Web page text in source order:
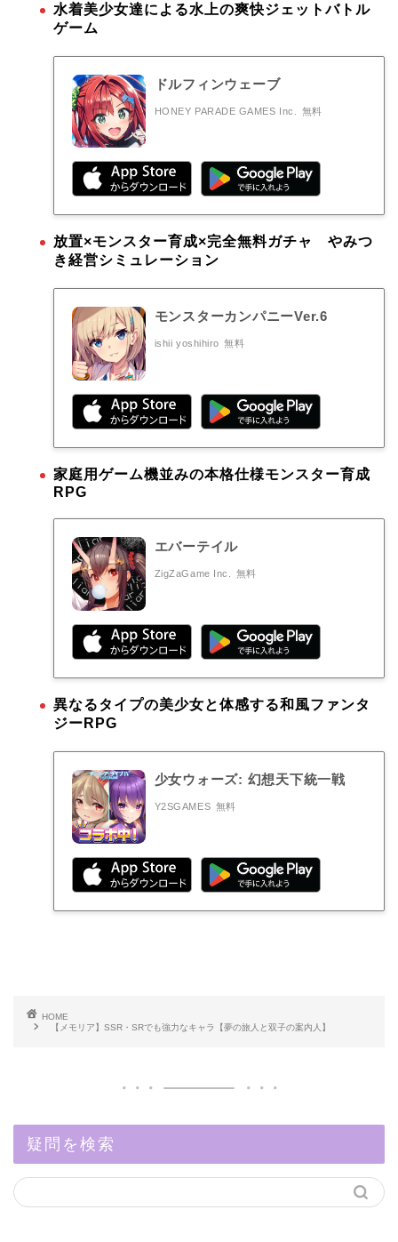
水着美少女達による水上の爽快ジェットバトル
ゲーム
ドルフィンウェーブ
HONEY PARADE GAMES Inc. 無料
放置×モンスター育成×完全無料ガチャ やみつ
き経営シミュレーション
モンスターカンパニーVer.6
ishii yoshihiro 無料
家庭用ゲーム機並みの本格仕様モンスター育成
RPG
エバーテイル
ZigZaGame Inc. 無料
異なるタイプの美少女と体感する和風ファンタ
ジーRPG
少女ウォーズ: 幻想天下統一戦
Y2SGAMES 無料
HOME
【メモリア】SSR・SRでも強力なキャラ【夢の旅人と双子の案内人】
疑問を検索